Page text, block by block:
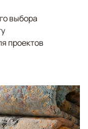
выбора
проектов